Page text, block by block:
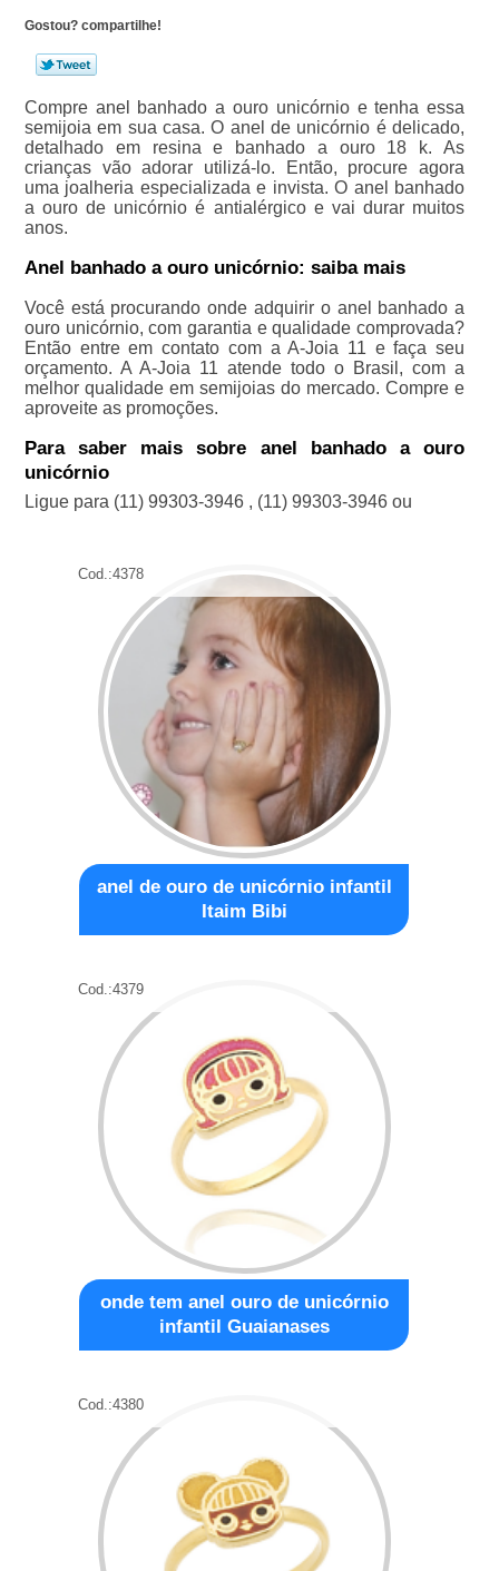
Gostou? compartilhe!
Compre anel banhado a ouro unicórnio e tenha essa
semijoia em sua casa. O anel de unicórnio é delicado,
detalhado em resina e banhado a ouro 18 k. As
crianças vão adorar utilizá-lo. Então, procure agora
uma joalheria especializada e invista. O anel banhado
a ouro de unicórnio é antialérgico e vai durar muitos
anos.
Anel banhado a ouro unicórnio: saiba mais
Você está procurando onde adquirir o anel banhado a
ouro unicórnio, com garantia e qualidade comprovada?
Então entre em contato com a A-Joia 11 e faça seu
orçamento. A A-Joia 11 atende todo o Brasil, com a
melhor qualidade em semijoias do mercado. Compre e
aproveite as promoções.
Para saber mais sobre anel banhado a ouro
unicórnio
Ligue para (11) 99303-3946, (11) 99303-3946ou
Cod.:4378
anel de ouro de unicórnio infantil
Itaim Bibi
Cod.:4379
onde tem anel ouro de unicórnio
infantil Guaianases
Cod.:4380